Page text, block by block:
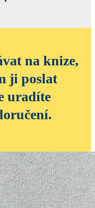
na knize,
ji poslat
uradíte